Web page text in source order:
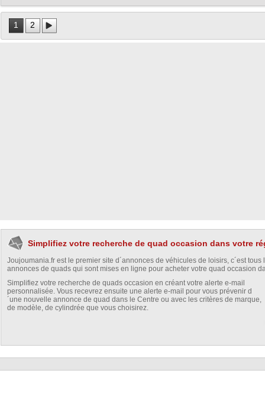
1 2
Simplifiez votre recherche de quad occasion dans votre
Joujoumania.fr est le premier site d´annonces de véhicules de loisirs, c´est
annonces de quads qui sont mises en ligne pour acheter votre quad occasion
Simplifiez votre recherche de quads occasion en créant votre alerte e-mail
personnalisée. Vous recevrez ensuite une alerte e-mail pour vous prévenir d
´une nouvelle annonce de quad dans le Centre ou avec les critères de marque,
de modèle, de cylindrée que vous choisirez.